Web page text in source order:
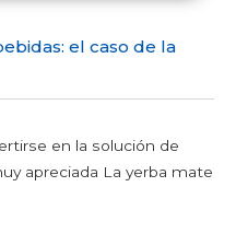
el caso de la
en la solución de
apreciada La yerba mate